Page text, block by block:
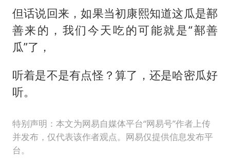
但话说回来，如果当初康熙知道这瓜是鄯
善来的，我们今天吃的可能就是“鄯善
瓜”了，
听着是不是有点怪？算了，还是哈密瓜好
听。
特别声明：本文为网易自媒体平台“网易号”作者上传
并发布，仅代表该作者观点。网易仅提供信息发布平
台。